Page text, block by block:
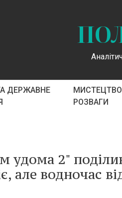
ДЕРЖАВНЕ
РОЗВАГИ
удома 2"
але водночас